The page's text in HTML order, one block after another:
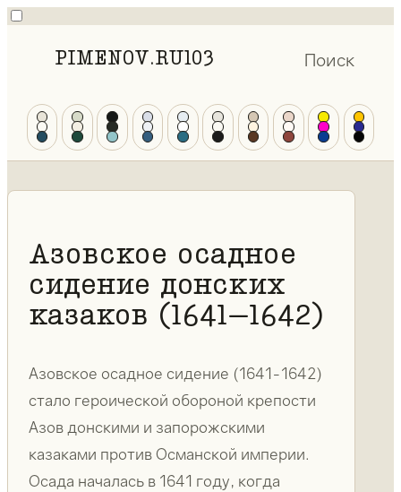
PIMENOV.RU103 Поиск
Азовское осадное
сидение донских
казаков (1641–1642)
Азовское осадное сидение (1641-1642)
стало героической обороной крепости
Азов донскими и запорожскими
казаками против Османской империи.
Осада началась в 1641 году, когда